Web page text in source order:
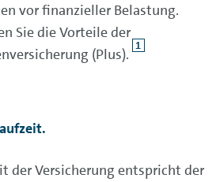
vor finanzieller Belastung.
Sie die Vorteile der
(Plus). 1
der Versicherung entspricht der